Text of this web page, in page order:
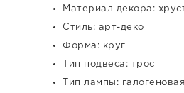
Материал декора:
Стиль: арт-деко
Форма: круг
Тип подвеса: трос
Тип лампы: